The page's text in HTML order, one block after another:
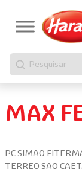
Pesquisar
MAX
PC SIMAO
TERREO SAO